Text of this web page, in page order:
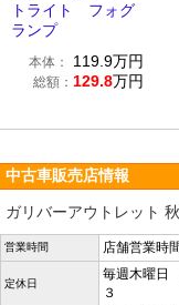
トライト フォグ
ランプ
本体： 119.9万円
総額： 129.8万円
中古車販売店情報
ガリバーアウトレット
営業時間 店舗営業時
定休日
毎週木曜日
３